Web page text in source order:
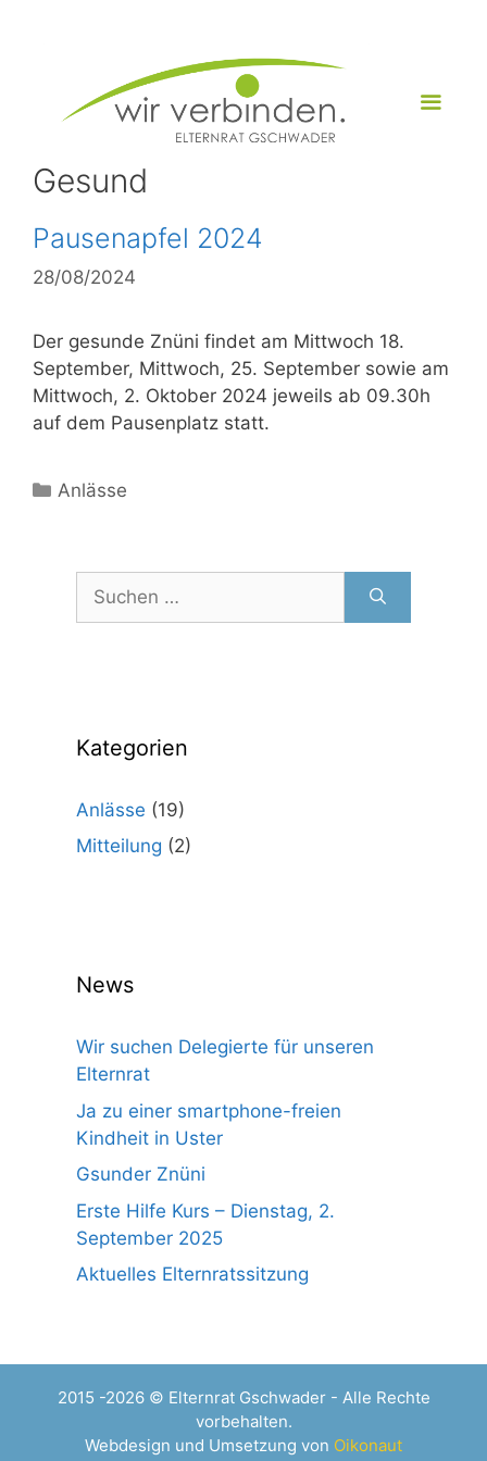
Gesund
Pausenapfel 2024
28/08/2024
Der gesunde Znüni findet am Mittwoch 18.
September, Mittwoch, 25. September sowie am
Mittwoch, 2. Oktober 2024 jeweils ab 09.30h
auf dem Pausenplatz statt.
Kategorien
Anlässe
nach:
Kategorien
Anlässe (19)
Mitteilung (2)
News
Wir suchen Delegierte für unseren
Elternrat
Ja zu einer smartphone-freien
Kindheit in Uster
Gsunder Znüni
Erste Hilfe Kurs – Dienstag, 2.
September 2025
Aktuelles Elternratssitzung
2015 -2026 © Elternrat Gschwader - Alle Rechte
vorbehalten.
Webdesign und Umsetzung von Oikonaut